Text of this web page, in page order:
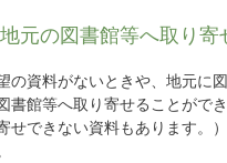
元の図書館等へ取り
資料がないときや、地元に図
館等へ取り寄せることができ
せできない資料もあります。）